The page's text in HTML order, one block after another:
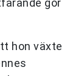
gör
hon växte